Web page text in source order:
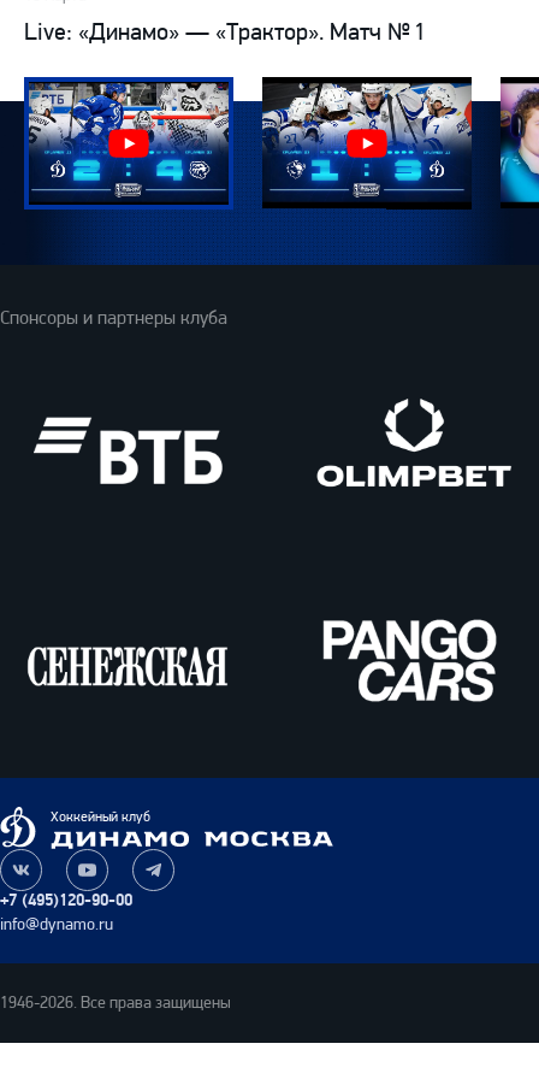
Live: «Динамо» — «Трактор». Матч № 1
Спонсоры и партнеры клуба
Cars
Динамо
Москва
Хоккейный клуб
+7 (495)120-90-00
info@dynamo.ru
Наша
группа
ВКонтакте
Наш
канал
на
Наш
канал
1946-2026. Все права защищены